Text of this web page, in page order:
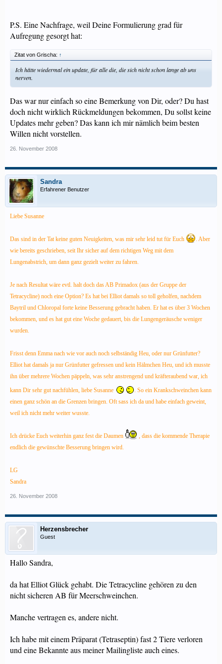
P.S. Eine Nachfrage, weil Deine Formulierung grad für
Aufregung gesorgt hat:
Zitat von Grischa: ↑
Ich hätte wiedermal ein update, für alle die, die sich nicht schon lange ab uns
nerven.
Das war nur einfach so eine Bemerkung von Dir, oder? Du hast
doch nicht wirklich Rückmeldungen bekommen, Du sollst keine
Updates mehr geben? Das kann ich mir nämlich beim besten
Willen nicht vorstellen.
26. November 2008
Sandra
Erfahrener Benutzer
Liebe Susanne
Das sind in der Tat keine guten Neuigkeiten, was mir sehr leid tut für Euch
. Aber
wie bereits geschrieben, seit Ihr sicher auf dem richtigen Weg mit dem
Lungenabstrich, um dann ganz gezielt weiter zu fahren.
Je nach Resultat wäre evtl. halt doch das AB Primadox (aus der Gruppe der
Tetracycline) noch eine Option? Es hat bei Elliot damals so toll geholfen, nachdem
Baytril und Chloropal forte keine Besserung gebracht haben. Er hat es über 3 Wochen
bekommen, und es hat gut eine Woche gedauert, bis die Lungengeräusche weniger
wurden.
Frisst denn Emma nach wie vor auch noch selbständig Heu, oder nur Grünfutter?
Elliot hat damals ja nur Grünfutter gefressen und kein Hälmchen Heu, und ich musste
ihn über mehrere Wochen päppeln, was sehr anstrengend und kräfteraubend war, ich
kann Dir sehr gut nachfühlen, liebe Susanne
. So ein Krankschweinchen kann
einen ganz schön an die Grenzen bringen. Oft sass ich da und habe einfach geweint,
weil ich nicht mehr weiter wusste.
Ich drücke Euch weiterhin ganz fest die Daumen
, dass die kommende Therapie
endlich die gewünschte Besserung bringen wird.
LG
Sandra
26. November 2008
Herzensbrecher
Guest
Hallo Sandra,
da hat Elliot Glück gehabt. Die Tetracycline gehören zu den
nicht sicheren AB für Meerschweinchen.
Manche vertragen es, andere nicht.
Ich habe mit einem Präparat (Tetraseptin) fast 2 Tiere verloren
und eine Bekannte aus meiner Mailingliste auch eines.